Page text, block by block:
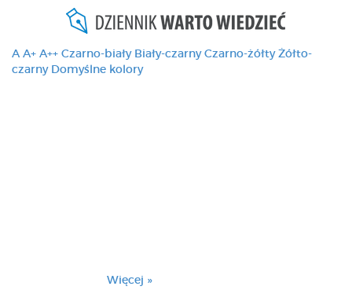
A A+ A++ Czarno-biały Biały-czarny Czarno-żółty Żółto-
czarny Domyślne kolory
Więcej »